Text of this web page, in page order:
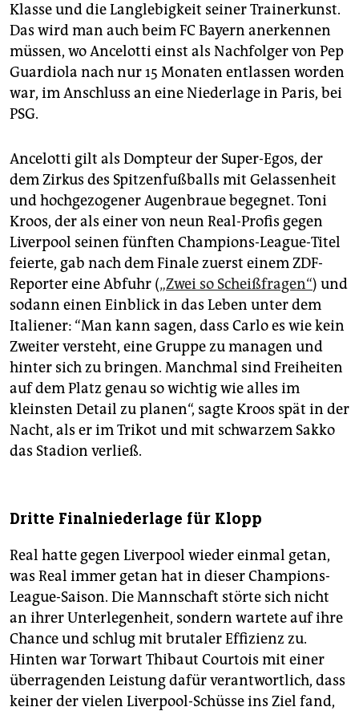
Klasse und die Langlebigkeit seiner Trainerkunst.
Das wird man auch beim FC Bayern anerkennen
müssen, wo Ancelotti einst als Nachfolger von Pep
Guardiola nach nur 15 Monaten entlassen worden
war, im Anschluss an eine Niederlage in Paris, bei
PSG.
Ancelotti gilt als Dompteur der Super-Egos, der
dem Zirkus des Spitzenfußballs mit Gelassenheit
und hochgezogener Augenbraue begegnet. Toni
Kroos, der als einer von neun Real-Profis gegen
Liverpool seinen fünften Champions-League-Titel
feierte, gab nach dem Finale zuerst einem ZDF-
Reporter eine Abfuhr („Zwei so Scheißfragen“) und
sodann einen Einblick in das Leben unter dem
Italiener: “Man kann sagen, dass Carlo es wie kein
Zweiter versteht, eine Gruppe zu managen und
hinter sich zu bringen. Manchmal sind Freiheiten
auf dem Platz genau so wichtig wie alles im
kleinsten Detail zu planen“, sagte Kroos spät in der
Nacht, als er im Trikot und mit schwarzem Sakko
das Stadion verließ.
Dritte Finalniederlage für Klopp
Real hatte gegen Liverpool wieder einmal getan,
was Real immer getan hat in dieser Champions-
League-Saison. Die Mannschaft störte sich nicht
an ihrer Unterlegenheit, sondern wartete auf ihre
Chance und schlug mit brutaler Effizienz zu.
Hinten war Torwart Thibaut Courtois mit einer
überragenden Leistung dafür verantwortlich, dass
keiner der vielen Liverpool-Schüsse ins Ziel fand,